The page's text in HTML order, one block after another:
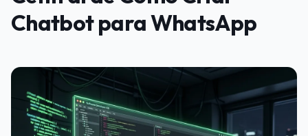
Chatbot para WhatsApp